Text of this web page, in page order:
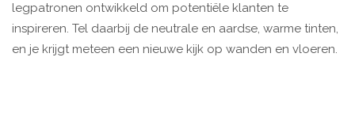
legpatronen ontwikkeld om potentiële klanten te
inspireren. Tel daarbij de neutrale en aardse, warme tinten,
en je krijgt meteen een nieuwe kijk op wanden en vloeren.